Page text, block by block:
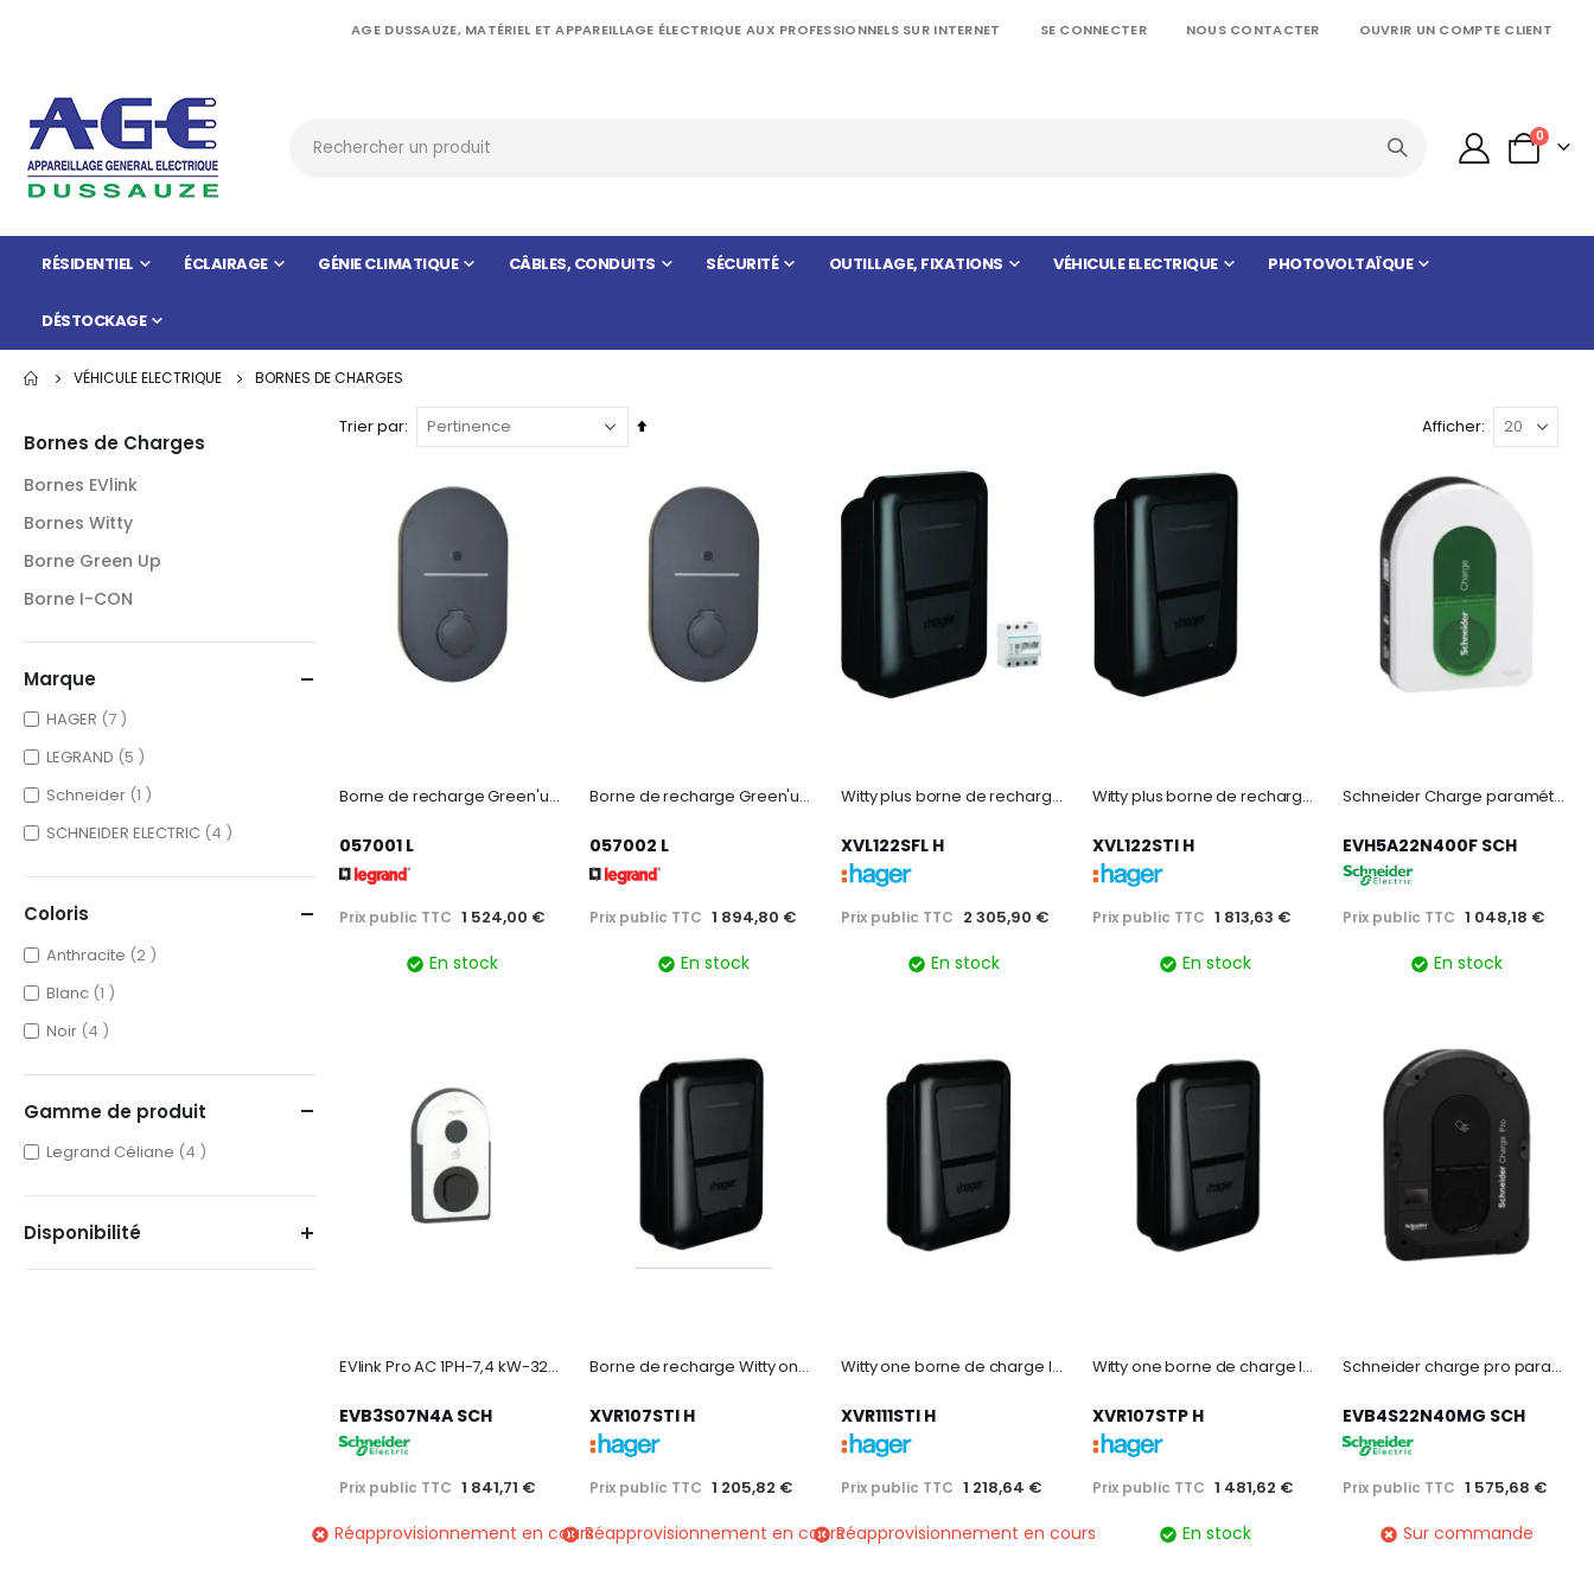
AGE DUSSAUZE, MATÉRIEL ET APPAREILLAGE ÉLECTRIQUE AUX PROFESSIONNELS SUR INTERNET SE CONNECTER NOUS CONTACTER OUVRIR UN COMPTE CLIENT
Panier
0articles
RÉSIDENTIEL ÉCLAIRAGE GÉNIE CLIMATIQUE CÂBLES, CONDUITS SÉCURITÉ OUTILLAGE, FIXATIONS VÉHICULE ELECTRIQUE PHOTOVOLTAÏQUE
DÉSTOCKAGE
VÉHICULE ELECTRIQUE BORNES DE CHARGES
Trier par
Par
décroissant
Afficher
Borne de recharge Green'up Home monophasée 7,4kW M3 - avec protections
057001 L
Prix public TTC 1 524,00 €
En stock
Borne de recharge Green'up Home triphasée 22kW M3 - avec protections
057002 L
Prix public TTC 1 894,80 €
En stock
Witty plus borne de recharge ip54 1x 7,4/22kw t2+rfid+app ble+ocpp+mid+xem470
XVL122SFL H
Prix public TTC 2 305,90 €
En stock
Witty plus borne de recharge ip55 1x 7,4/22kw 1p/3p t2+tic+rfid+app ble+ocpp+mid
XVL122STI H
Prix public TTC 1 813,63 €
En stock
Schneider Charge paramétrable 7,4/11/22KW 1P/3P TIC - 16/32
EVH5A22N400F SCH
Prix public TTC 1 048,18 €
En stock
EVlink Pro AC 1PH-7,4 kW-32A-1 priseT2S-RDC-DD 6 mA+RCD Type A +MNx
EVB3S07N4A SCH
Prix public TTC 1 841,71 €
Réapprovisionnement en cours
Borne de recharge Witty one IP54 1x7kW 1P T2+TIC+RFID+APP BLE
XVR107STI H
Prix public TTC 1 205,82 €
Réapprovisionnement en cours
Witty one borne de charge IP54 1x11kW 3P T2+TIC+RFID+APP BLE
XVR111STI H
Prix public TTC 1 218,64 €
Réapprovisionnement en cours
Witty one borne de charge IP54 1x7kW 1P T2+TIC+RFID+APP BLE+
XVR107STP H
Prix public TTC 1 481,62 €
En stock
Schneider charge pro paramétrable jusqu'à 22 kw - 1p / 3p - t2s - mid - tic - 4g
EVB4S22N40MG SCH
Prix public TTC 1 575,68 €
Sur commande
Bornes de Charges
Bornes EVlink
Bornes Witty
Borne Green Up
Borne I-CON
Marque
HAGER 7 items
LEGRAND 5 items
Schneider 1 item
SCHNEIDER ELECTRIC 4 items
Coloris
Anthracite 2 items
Blanc 1 item
Noir 4 items
Gamme de produit
Legrand Céliane 4 items
Disponibilité